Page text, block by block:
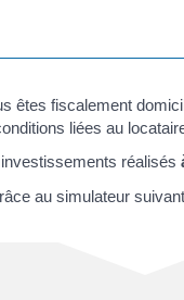
êtes fiscalement
liées au
réalisés
au simulateur